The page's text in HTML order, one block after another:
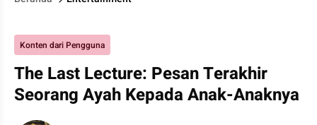
Konten dari Pengguna
The Last Lecture: Pesan Terakhir
Seorang Ayah Kepada Anak-Anaknya